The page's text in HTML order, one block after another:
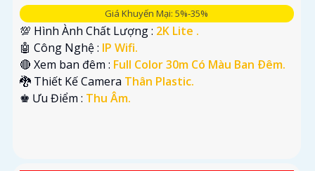
Giá Khuyến Mại: 5%-35%
💯 Hình Ành Chất Lượng : 2K Lite .
🤖️ Công Nghệ : IP Wifi.
🔴 Xem ban đêm : Full Color 30m Có Màu Ban Ðêm.
🐉️ Thiết Kế Camera Thân Plastic.
️♚ Ưu Điểm : Thu Âm.